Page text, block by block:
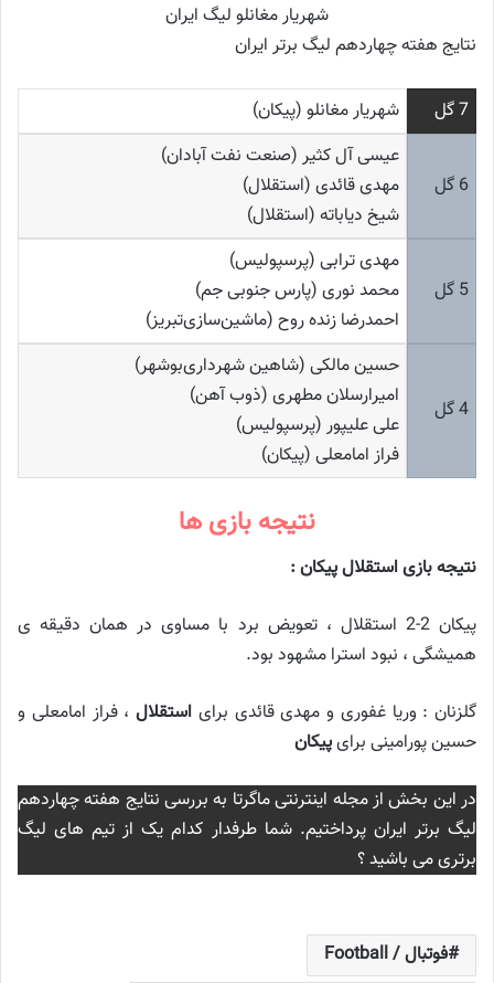
شهریار مغانلو لیگ ایران
نتایج هفته چهاردهم لیگ برتر ایران
7 گل شهریار مغانلو (پیکان)
6 گل
عیسی آل کثیر (صنعت نفت آبادان)
مهدی قائدی (استقلال)
شیخ دیاباته (استقلال)
5 گل
مهدی ترابی (پرسپولیس)
محمد نوری (پارس جنوبی جم)
احمدرضا زنده روح (ماشین‌سازی‌تبریز)
4 گل
حسین مالکی (شاهین شهرداری‌بوشهر)
امیرارسلان مطهری (ذوب آهن)
علی علیپور (پرسپولیس)
فراز امامعلی (پیکان)
نتیجه بازی ها
نتیجه بازی استقلال پیکان :
پیکان 2-2 استقلال ، تعویض برد با مساوی در همان دقیقه ی
همیشگی ، نبود استرا مشهود بود.
گلزنان : وریا غفوری و مهدی قائدی برای استقلال ، فراز امامعلی و
حسین پورامینی برایپیکان
در این بخش از مجله اینترنتی ماگرتا به بررسی نتایج هفته چهاردهم
لیگ برتر ایران پرداختیم. شما طرفدار کدام یک از تیم های لیگ
برتری می باشید ؟
فوتبال / Football